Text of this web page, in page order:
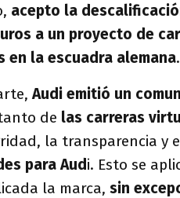
acepto la
a un proyecto de
en la escuadra alemana.
Audi emitió un
de las carreras
la transparencia y
para Audi. Esto se
la marca, sin